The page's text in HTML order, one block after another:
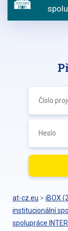
at-cz.eu > iBOX
institucionální
spolupráce